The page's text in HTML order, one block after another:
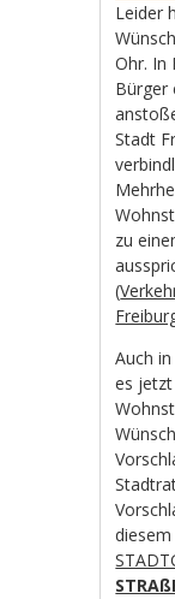
Leider
Ohr. In
Bürger
Stadt
zu
(
Auch
es